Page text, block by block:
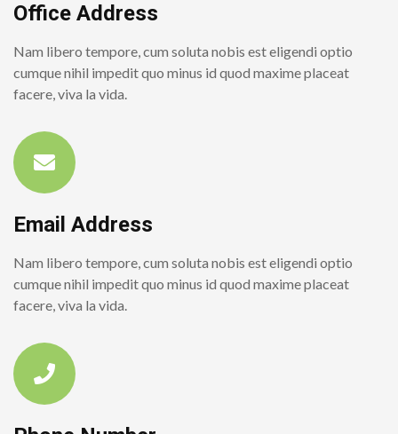
Office Address
Nam libero tempore, cum soluta nobis est eligendi optio
cumque nihil impedit quo minus id quod maxime placeat
facere, viva la vida.
Email Address
Nam libero tempore, cum soluta nobis est eligendi optio
cumque nihil impedit quo minus id quod maxime placeat
facere, viva la vida.